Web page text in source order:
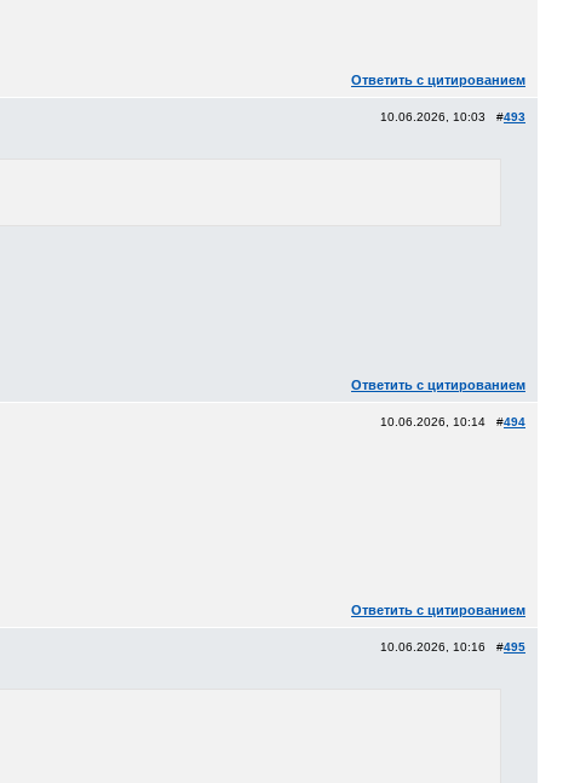
Ответить с цитированием
10.06.2026, 10:03 #493
Ответить с цитированием
10.06.2026, 10:14 #494
Ответить с цитированием
10.06.2026, 10:16 #495